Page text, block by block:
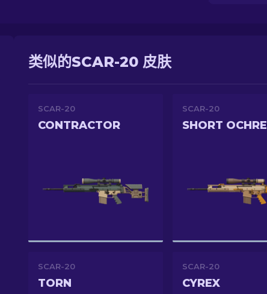
类似的SCAR-20 皮肤
SCAR-20
CONTRACTOR
SCAR-20
SHORT OCHRE
SCAR-20
TORN
SCAR-20
CYREX